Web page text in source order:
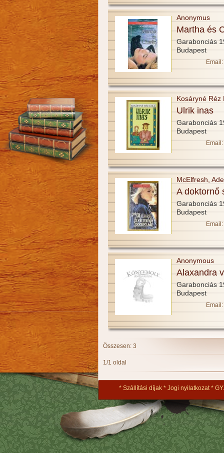
Anonymus
Martha és
Garabonciás
Budapest
Email:
Kosáryné Réz
Ulrik inas
Garabonciás
Budapest
Email:
McElfresh,
A doktornő
Garabonciás
Budapest
Email:
Anonymous
Alaxandra
Garabonciás
Budapest
Email:
Összesen: 3
1/1 oldal
Szállítási díjak Jogi nyilatkozat